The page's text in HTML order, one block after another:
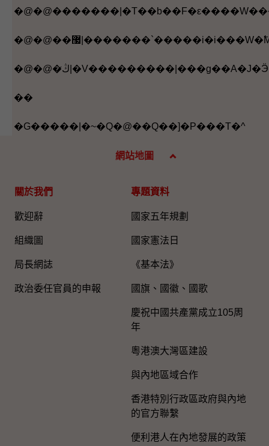
��
�G�����|�~�Q�@��Q��]�P���T�^
網站地圖
關於我們
歡迎辭
組織圖​
局長網誌
政治委任官員的申報
專題資料
國家五年規劃
國家憲法日
《基本法》
國旗、國徽、國歌
慶祝中國共產黨成立105周
年
粵港澳大灣區建設
與內地區域合作
香港特別行政區政府與內地
的官方聯繫
便利港人在內地發展的政策